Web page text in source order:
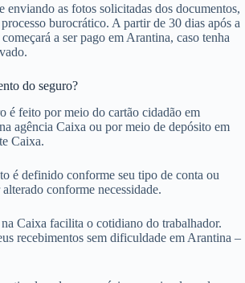
as fotos solicitadas dos documentos,
burocrático. A partir de 30 dias após a
a ser pago em Arantina, caso tenha
do seguro?
é feito por meio do cartão cidadão em
agência Caixa ou por meio de depósito em
Caixa.
é definido conforme seu tipo de conta ou
conforme necessidade.
Caixa facilita o cotidiano do trabalhador.
recebimentos sem dificuldade em Arantina –